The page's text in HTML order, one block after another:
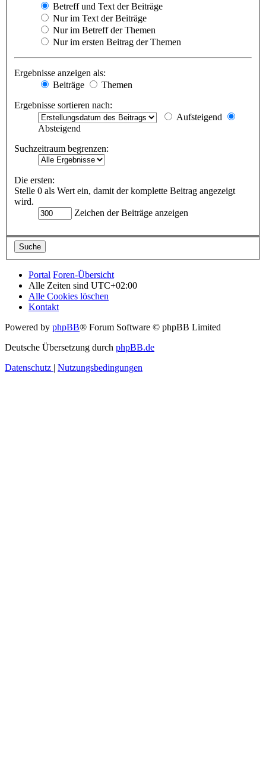
Betreff und Text der Beiträge
Nur im Text der Beiträge
Nur im Betreff der Themen
Nur im ersten Beitrag der Themen
Ergebnisse anzeigen als:
Beiträge
Themen
Ergebnisse sortieren nach:
Aufsteigend
Absteigend
Suchzeitraum begrenzen:
Die ersten:
Stelle 0 als Wert ein, damit der komplette Beitrag angezeigt
wird.
Zeichen der Beiträge anzeigen
Portal Foren-Übersicht
Alle Zeiten sind UTC+02:00
Alle Cookies löschen
Kontakt
Powered by phpBB® Forum Software © phpBB Limited
Deutsche Übersetzung durch phpBB.de
Datenschutz | Nutzungsbedingungen